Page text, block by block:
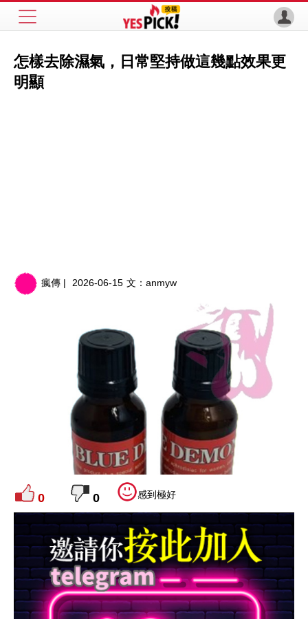
怎樣去除濕氣，日常堅持做這幾點效果更
明顯
瘋傳 | 2026-06-15 文： anmyw
0 0 感到極好